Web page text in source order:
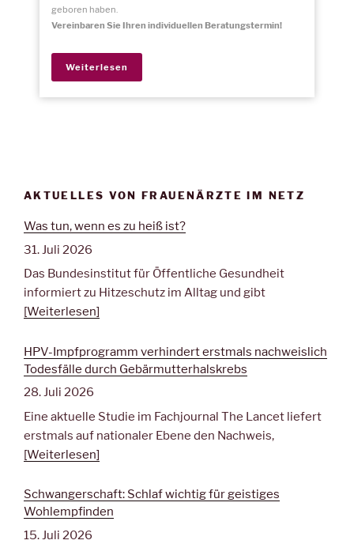
geboren haben.
Vereinbaren Sie Ihren individuellen Beratungstermin!
Weiterlesen
AKTUELLES VON FRAUENÄRZTE IM NETZ
Was tun, wenn es zu heiß ist?
31. Juli 2026
Das Bundesinstitut für Öffentliche Gesundheit
informiert zu Hitzeschutz im Alltag und gibt
[Weiterlesen]
HPV-Impfprogramm verhindert erstmals nachweislich
Todesfälle durch Gebärmutterhalskrebs
28. Juli 2026
Eine aktuelle Studie im Fachjournal The Lancet liefert
erstmals auf nationaler Ebene den Nachweis,
[Weiterlesen]
Schwangerschaft: Schlaf wichtig für geistiges
Wohlempfinden
15. Juli 2026